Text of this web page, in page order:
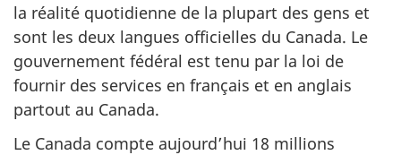
la réalité quotidienne de la plupart des gens et
sont les deux langues officielles du Canada. Le
gouvernement fédéral est tenu par la loi de
fournir des services en français et en anglais
partout au Canada.
Le Canada compte aujourd’hui 18 millions